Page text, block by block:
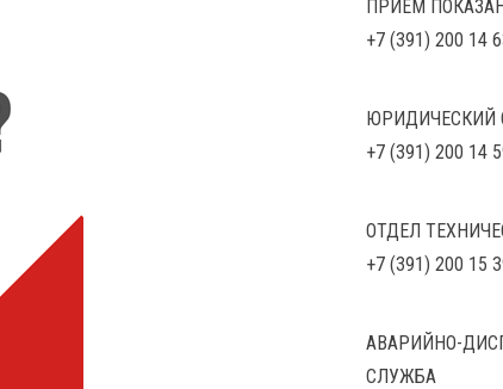
ПРИЁМ
+7 (391) 200 14
ЮРИДИЧЕСКИЙ
+7 (391) 200 14
ОТДЕЛ
+7 (391) 200 15
АВАРИЙНО-
СЛУЖБА